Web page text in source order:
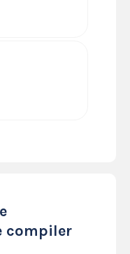
compiler